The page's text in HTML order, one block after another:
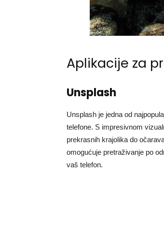
Aplikacije za
Unsplash
Unsplash je jedna od
telefone. S impresivnom
prekrasnih krajolika do
omogućuje pretraživanje po
vaš telefon.